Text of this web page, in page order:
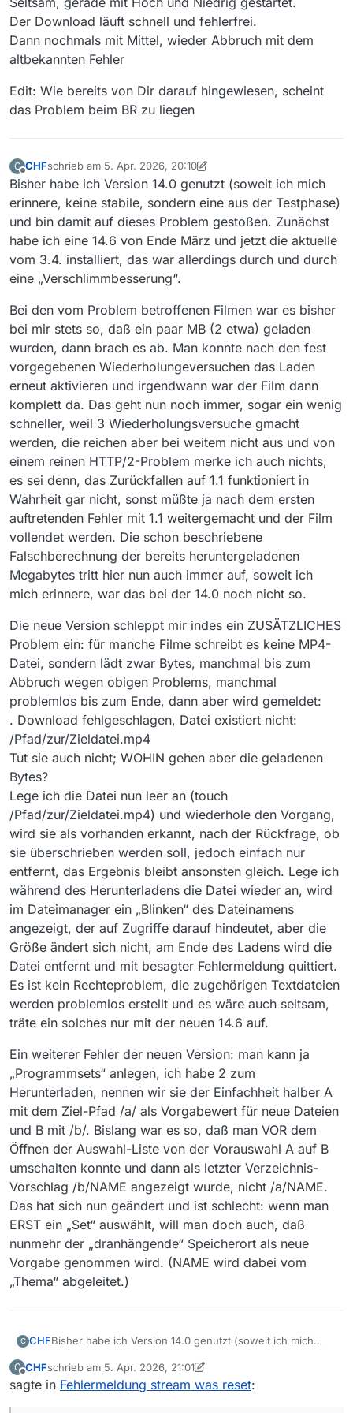
Der Download läuft schnell und fehlerfrei.
Dann nochmals mit Mittel, wieder Abbruch mit dem
altbekannten Fehler
Edit: Wie bereits von Dir darauf hingewiesen, scheint
das Problem beim BR zu liegen
C
Offline
CHFschrieb am 5. Apr. 2026, 20:10
zuletzt editiert von CHF4. Mai 2026, 22:16
Bisher habe ich Version 14.0 genutzt (soweit ich mich
erinnere, keine stabile, sondern eine aus der Testphase)
und bin damit auf dieses Problem gestoßen. Zunächst
habe ich eine 14.6 von Ende März und jetzt die aktuelle
vom 3.4. installiert, das war allerdings durch und durch
eine „Verschlimmbesserung“.
Bei den vom Problem betroffenen Filmen war es bisher
bei mir stets so, daß ein paar MB (2 etwa) geladen
wurden, dann brach es ab. Man konnte nach den fest
vorgegebenen Wiederholungeversuchen das Laden
erneut aktivieren und irgendwann war der Film dann
komplett da. Das geht nun noch immer, sogar ein wenig
schneller, weil 3 Wiederholungsversuche gmacht
werden, die reichen aber bei weitem nicht aus und von
einem reinen HTTP/2-Problem merke ich auch nichts,
es sei denn, das Zurückfallen auf 1.1 funktioniert in
Wahrheit gar nicht, sonst müßte ja nach dem ersten
auftretenden Fehler mit 1.1 weitergemacht und der Film
vollendet werden. Die schon beschriebene
Falschberechnung der bereits heruntergeladenen
Megabytes tritt hier nun auch immer auf, soweit ich
mich erinnere, war das bei der 14.0 noch nicht so.
Die neue Version schleppt mir indes ein ZUSÄTZLICHES
Problem ein: für manche Filme schreibt es keine MP4-
Datei, sondern lädt zwar Bytes, manchmal bis zum
Abbruch wegen obigen Problems, manchmal
problemlos bis zum Ende, dann aber wird gemeldet:
. Download fehlgeschlagen, Datei existiert nicht:
/Pfad/zur/Zieldatei.mp4
Tut sie auch nicht; WOHIN gehen aber die geladenen
Bytes?
Lege ich die Datei nun leer an (touch
/Pfad/zur/Zieldatei.mp4) und wiederhole den Vorgang,
wird sie als vorhanden erkannt, nach der Rückfrage, ob
sie überschrieben werden soll, jedoch einfach nur
entfernt, das Ergebnis bleibt ansonsten gleich. Lege ich
während des Herunterladens die Datei wieder an, wird
im Dateimanager ein „Blinken“ des Dateinamens
angezeigt, der auf Zugriffe darauf hindeutet, aber die
Größe ändert sich nicht, am Ende des Ladens wird die
Datei entfernt und mit besagter Fehlermeldung quittiert.
Es ist kein Rechteproblem, die zugehörigen Textdateien
werden problemlos erstellt und es wäre auch seltsam,
träte ein solches nur mit der neuen 14.6 auf.
Ein weiterer Fehler der neuen Version: man kann ja
„Programmsets“ anlegen, ich habe 2 zum
Herunterladen, nennen wir sie der Einfachheit halber A
mit dem Ziel-Pfad /a/ als Vorgabewert für neue Dateien
und B mit /b/. Bislang war es so, daß man VOR dem
Öffnen der Auswahl-Liste von der Vorauswahl A auf B
umschalten konnte und dann als letzter Verzeichnis-
Vorschlag /b/NAME angezeigt wurde, nicht /a/NAME.
Das hat sich nun geändert und ist schlecht: wenn man
ERST ein „Set“ auswählt, will man doch auch, daß
nunmehr der „dranhängende“ Speicherort als neue
Vorgabe genommen wird. (NAME wird dabei vom
„Thema“ abgeleitet.)
C CHFBisher habe ich Version 14.0 genutzt (soweit ich mich
und bin damit auf dieses Problem gestoßen. Zunächst
habe ich eine 14.6 von Ende März und jetzt die aktuelle
Bei den vom Problem betroffenen Filmen war es bisher
bei mir stets so, daß ein paar MB (2 etwa) geladen
C
Offline
CHFschrieb am 5. Apr. 2026, 21:01
zuletzt editiert von CHF4. Mai 2026, 23:14
sagte in Fehlermeldung stream was reset: